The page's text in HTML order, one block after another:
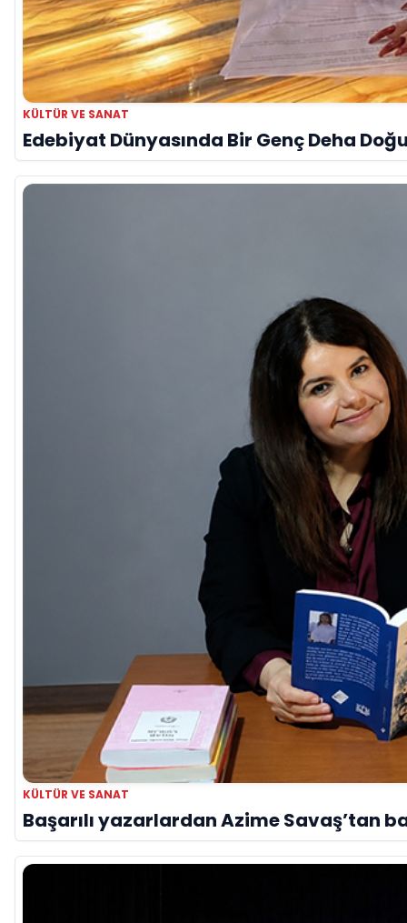
KÜLTÜR VE SANAT
Edebiyat Dünyasında Bir Genç Deha
KÜLTÜR VE SANAT
Başarılı yazarlardan Azime Savaş’tan